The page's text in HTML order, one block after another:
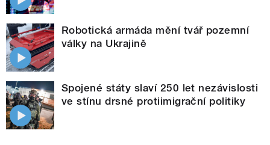
Robotická armáda mění tvář pozemní
války na Ukrajině
Spojené státy slaví 250 let nezávislosti
ve stínu drsné protiimigrační politiky